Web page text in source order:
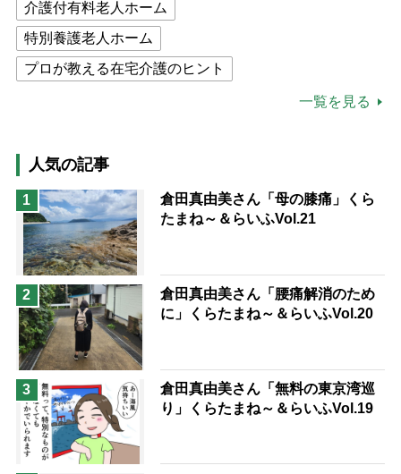
介護付有料老人ホーム
特別養護老人ホーム
プロが教える在宅介護のヒント
猫が母になつきません
息子の遠距離介護サバイバル術
兄がボケました
便利なサービス
予防法
一覧を見る
人気の記事
1
倉田真由美さん「母の膝痛」くら
たまね～＆らいふVol.21
2
倉田真由美さん「腰痛解消のため
に」くらたまね～＆らいふVol.20
3
倉田真由美さん「無料の東京湾巡
り」くらたまね～＆らいふVol.19